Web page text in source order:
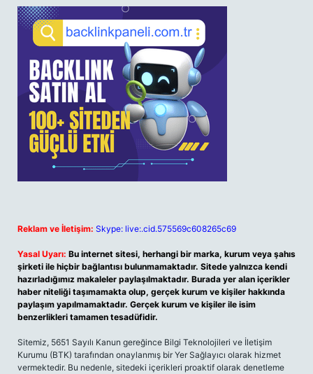
Reklam ve İletişim: Skype: live:.cid.575569c608265c69
Yasal Uyarı: Bu internet sitesi, herhangi bir marka, kurum veya şahıs
şirketi ile hiçbir bağlantısı bulunmamaktadır. Sitede yalnızca kendi
hazırladığımız makaleler paylaşılmaktadır. Burada yer alan içerikler
haber niteliği taşımamakta olup, gerçek kurum ve kişiler hakkında
paylaşım yapılmamaktadır. Gerçek kurum ve kişiler ile isim
benzerlikleri tamamen tesadüfidir.
Sitemiz, 5651 Sayılı Kanun gereğince Bilgi Teknolojileri ve İletişim
Kurumu (BTK) tarafından onaylanmış bir Yer Sağlayıcı olarak hizmet
vermektedir. Bu nedenle, sitedeki içerikleri proaktif olarak denetleme